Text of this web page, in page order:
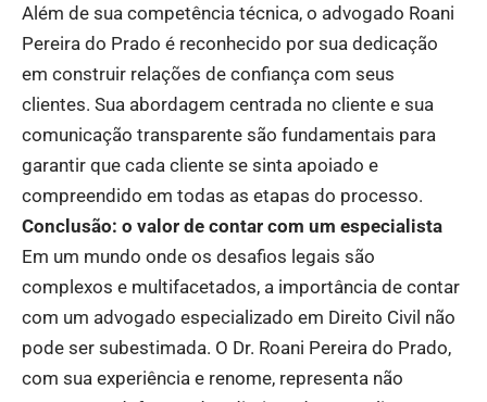
Além de sua competência técnica, o advogado Roani
Pereira do Prado é reconhecido por sua dedicação
em construir relações de confiança com seus
clientes. Sua abordagem centrada no cliente e sua
comunicação transparente são fundamentais para
garantir que cada cliente se sinta apoiado e
compreendido em todas as etapas do processo.
Conclusão: o valor de contar com um especialista
Em um mundo onde os desafios legais são
complexos e multifacetados, a importância de contar
com um advogado especializado em Direito Civil não
pode ser subestimada. O Dr. Roani Pereira do Prado,
com sua experiência e renome, representa não